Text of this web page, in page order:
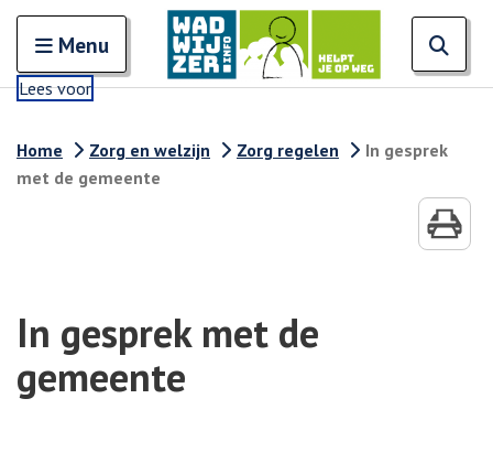
Open en sluit het
Menu
Lees voor
Home Zorg en welzijn Zorg regelen
In gesprek
met de gemeente
In gesprek met de
gemeente